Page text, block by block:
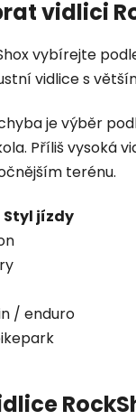
vidlici
vybírejte
vidlice s
je výběr
Příliš vysoká
terénu.
Styl jízdy
/ enduro